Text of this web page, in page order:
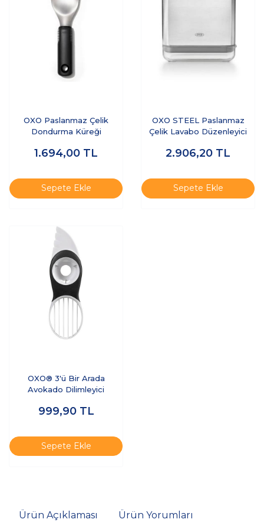
OXO Paslanmaz Çelik
Dondurma Küreği
1.694,00 TL
Sepete Ekle
OXO STEEL Paslanmaz
Çelik Lavabo Düzenleyici
2.906,20 TL
Sepete Ekle
OXO® 3'ü Bir Arada
Avokado Dilimleyici
999,90 TL
Sepete Ekle
Ürün Açıklaması Ürün Yorumları